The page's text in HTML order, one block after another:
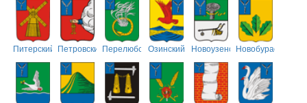
Питерский ПетровскийПерелюбскийОзинский НовоузенскийНовобурасский